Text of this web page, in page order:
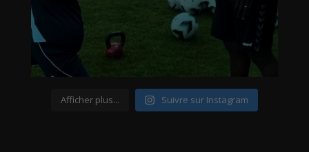
Afficher plus... Suivre sur Instagram